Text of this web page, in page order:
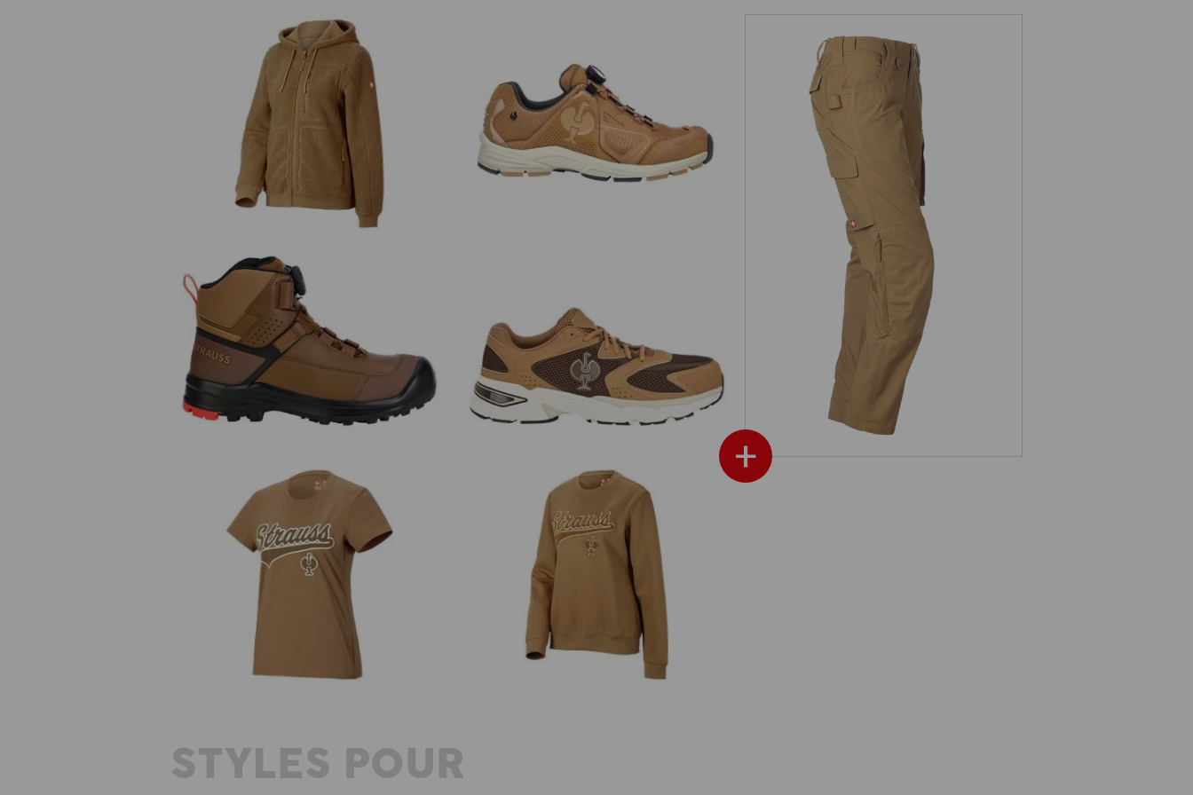
La collection e.s.e:pic incarne un travail
authentique et intense – du concret dans un
monde moderne. Des styles bruts et
authentiques, des vêtements intermédiaires
décontractés et des pantalons de travail qui
débordent de raffinement technique et de
fonctionnalité.
vers la collection
Pantalon à taille élast. e.s.e:pic
ripstop, femmes
+
Veste à capuche fibre polaire
e.s.e:pic, femmes
O2 Chaussures de travail e.s. Minkar II
S3 Chaussures hautes de sécurité e.s.
Sawato mid
S1 Chaussures basses de sécurité
e.s. St.Louis low
T-Shirt e.s.e:pic, femmes Sweatshirt e.s.e:pic, femmes
STYLES POUR